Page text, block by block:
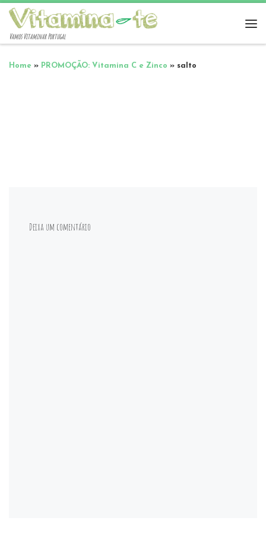
Vamos Vitaminar Portugal
Home » PROMOÇÃO: Vitamina C e Zinco » salto
Deixa um comentário